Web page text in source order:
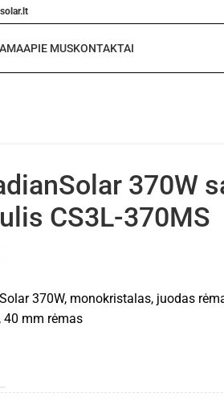
APIE MUSKONTAKTAI
370W
CS3L-370MS
370W, monokristalas, juodas
40 mm rėmas